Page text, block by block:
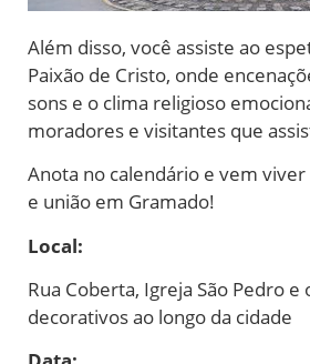
Além disso, você assiste ao
Paixão de Cristo, onde
sons e o clima religioso
moradores e visitantes que
Anota no calendário e vem viver
e união em Gramado!
Local:
Rua Coberta, Igreja São Pedro
decorativos ao longo da cidade